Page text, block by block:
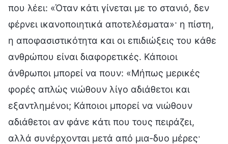
που λέει: «Όταν κάτι γίνεται με το στανιό, δεν
φέρνει ικανοποιητικά αποτελέσματα»· η πίστη,
η αποφασιστικότητα και οι επιδιώξεις του κάθε
ανθρώπου είναι διαφορετικές. Κάποιοι
άνθρωποι μπορεί να πουν: «Μήπως μερικές
φορές απλώς νιώθουν λίγο αδιάθετοι και
εξαντλημένοι; Κάποιοι μπορεί να νιώθουν
αδιάθετοι αν φάνε κάτι που τους πειράζει,
αλλά συνέρχονται μετά από μια-δυο μέρες·